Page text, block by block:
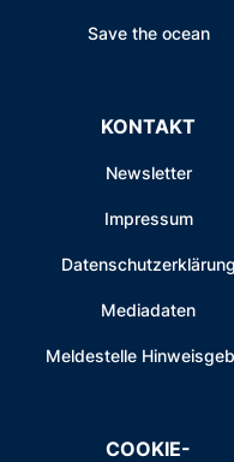
Save the ocean
KONTAKT
Newsletter
Impressum
Datenschutzerklärung
Mediadaten
Meldestelle
COOKIE-